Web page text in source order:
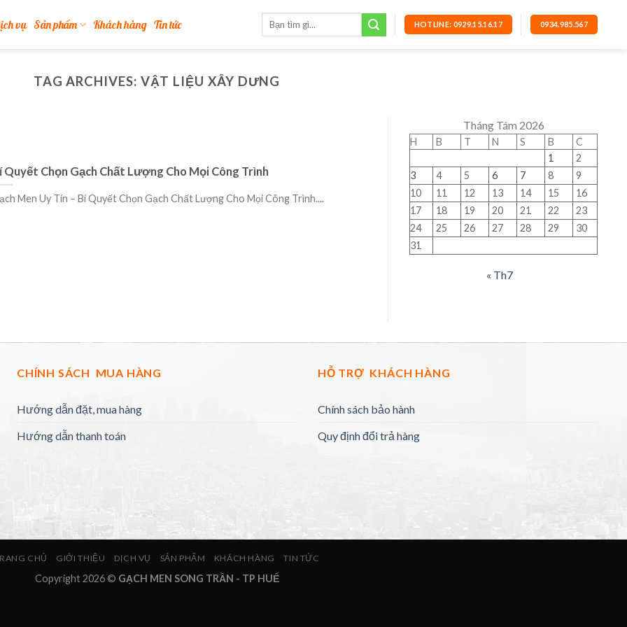
vụ Sản phẩm Khách hàng Tin tức HOTLINE: 0929.15.16.17 0934.985.567
TAG ARCHIVES: VẬT LIỆU XÂY DƯNG
Quyết Chọn Gạch Chất Lượng Cho Mọi Công Trình
Men Uy Tín – Bí Quyết Chọn Gạch Chất Lượng Cho Mọi Công Trình....
Tháng Tám 2026
H B T N S B
C
1
2
3
4 5 6 7 8
9
10
11 12 13 14 15
16
17
18 19 20 21 22
23
24
25 26 27 28 29
30
31
« Th7
CHÍNH SÁCH MUA HÀNG
Hướng dẫn đặt, mua hàng
Hướng dẫn thanh toán
HỖ TRỢ KHÁCH HÀNG
Chính sách bảo hành
Quy định đổi trả hàng
CHỦ GIỚI THIỆU DỊCH VỤ SẢN PHẨM KHÁCH HÀNG TIN TỨC
Copyright 2026 © GẠCH MEN SONG TRẦN - TP HUẾ